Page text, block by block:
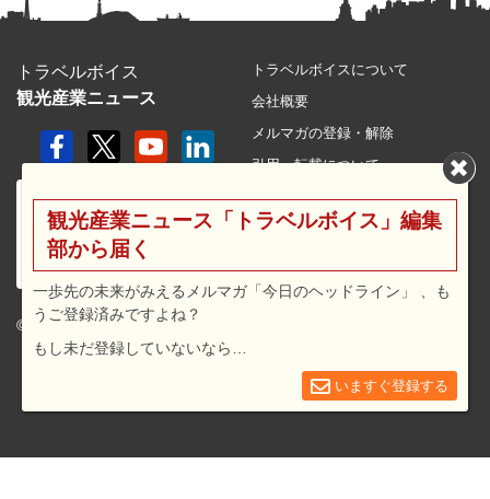
トラベルボイス
観光産業ニュース
© 2026 travel voice.
トラベルボイスについて
会社概要
メルマガの登録・解除
引用・転載について
プライバシーポリシー
利用規約
広告メニュー・料金
観光産業ニュース「トラベルボイス」編集
部から届く
一歩先の未来がみえるメルマガ「今日のヘッドライン」 、も
うご登録済みですよね？
もし未だ登録していないなら…
いますぐ登録する